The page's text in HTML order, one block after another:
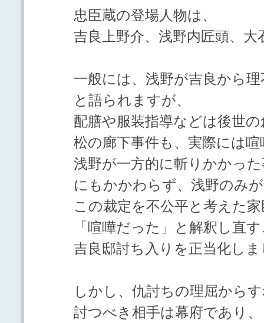
忠臣蔵の登場人物は、
吉良上野介、浅野内匠頭、
一般には、浅野が吉良から
と語られますが、
配膳や服装指導などは後世
松の廊下事件も、実際には
浅野が一方的に斬りかかっ
にもかかわらず、浅野のみ
この裁定を不公平と考えた
「喧嘩だった」と解釈し直
吉良邸討ち入りを正当化し
しかし、仇討ちの理屈から
討つべき相手は幕府であり、